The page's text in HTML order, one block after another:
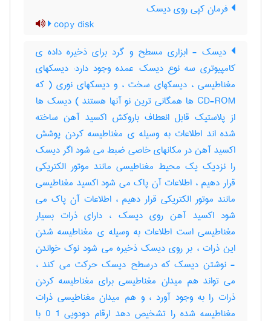
فرمان کپی روی دیسک
copy disk
دیسک - ابزاری مسطح و گرد برای ذخیره داده ی
کامپیوتری سه نوع دیسک عمده وجود دارد: دیسکهای
مغناطیسی ، دیسکهای سخت ، و دیسکهای نوری ( که
CD-ROM ها همگانی ترین نو آنها هستند ) دیسک ها
از پلاستیک قابل انعطاف باروکش اکسید آهن ساخته
شده اند اطلاعات به وسیله ی مغناطیسه کردن پوشش
اکسید آهن در مکانهای خاصی ضبط می شود اگر دیسک
را نزدیک یک محیط مغناطیسی مانند موتور الکتریکی
قرار دهیم ، اطلاعات آن پاک می شود اکسید مغناطیسی
مانند موتور الکتریکی قرار دهیم ، اطلاعات آن پاک می
شود اکسید آهن روی دیسک ، دارای ذرات بسیار
مغناطیسی است اطلاعات به وسیله ی مغناطیسه شدن
این ذرات ، بر روی دیسک ذخیره می شود نوک خواندن
- نوشتن دیسک که درسطح دیسک حرکت می کند ،
می تواند هم میدان مغناطیسی برای مغناطیسه کردن
ذرات را به وجود آورد ، و هم میدان مغناطیسی ذرات
مغناطیسه شده را تشخیص دهد ارقام دودویی 1 0 با